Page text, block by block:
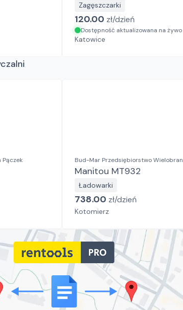
Zagęszczarki
120.00 zł/dzień
Dostępność aktualizowana na żywo
Katowice
Bud-Mar Przedsiębiorstwo
Manitou MT932
Ładowarki
738.00 zł/dzień
Kotomierz